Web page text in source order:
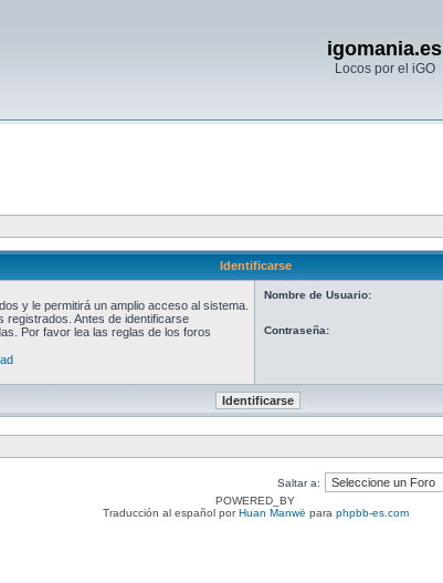
igomania.es
Locos por el iGO
Identificarse
y le permitirá un amplio acceso al sistema.
registrados. Antes de identificarse
Por favor lea las reglas de los foros
Nombre de Usuario:
Contraseña:
Saltar a:
POWERED_BY
Traducción al español porHuan Manwë para phpbb-es.com